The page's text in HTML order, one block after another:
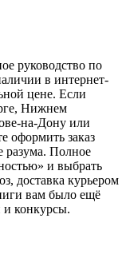
руководство по
в интернет-
цене. Если
Нижнем
на-Дону или
оформить заказ
разума. Полное
и выбрать
доставка курьером
вам было ещё
и конкурсы.